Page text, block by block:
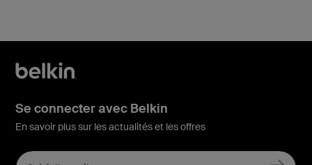
Composants élaborés
avec minutie.
Se connecter avec Belkin
En savoir plus sur les actualités et les offres